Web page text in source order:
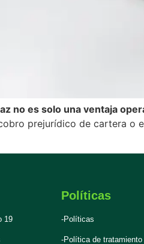
no es solo una ventaja
prejurídico de cartera o
19
Políticas
-Políticas
-Política de tratamiento